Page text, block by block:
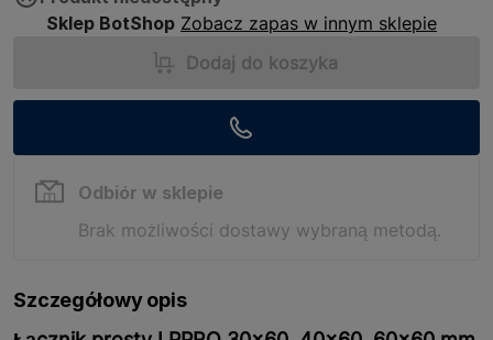
Sklep BotShop Zobacz zapas w innym sklepie
Dodaj do koszyka
Odbiór w sklepie
Brak możliwości dostawy wybraną metodą.
Szczegółowy opis